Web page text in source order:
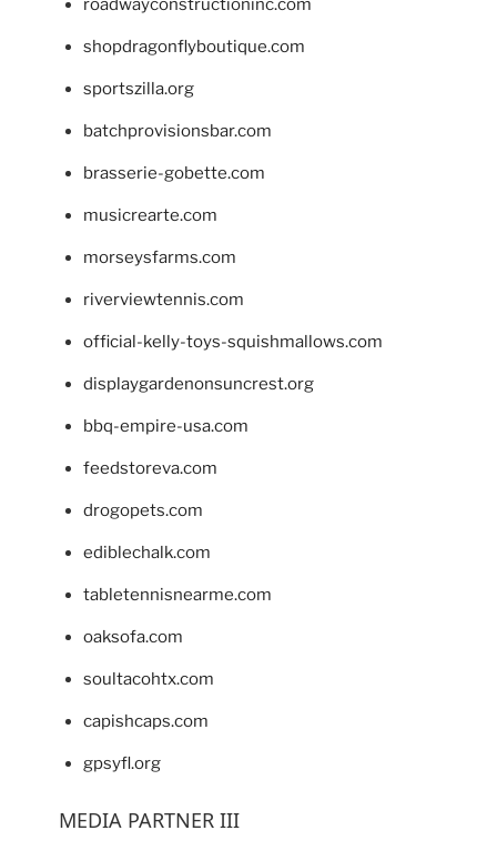
roadwayconstructioninc.com
shopdragonflyboutique.com
sportszilla.org
batchprovisionsbar.com
brasserie-gobette.com
musicrearte.com
morseysfarms.com
riverviewtennis.com
official-kelly-toys-squishmallows.com
displaygardenonsuncrest.org
bbq-empire-usa.com
feedstoreva.com
drogopets.com
ediblechalk.com
tabletennisnearme.com
oaksofa.com
soultacohtx.com
capishcaps.com
gpsyfl.org
MEDIA PARTNER III